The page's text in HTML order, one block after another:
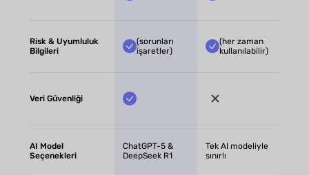
Risk & Uyumluluk
Bilgileri
(sorunları
işaretler)
(her zaman
kullanılabilir)
Veri Güvenliği
AI Model
Seçenekleri
ChatGPT-5 &
DeepSeek R1
Tek AI modeliyle
sınırlı